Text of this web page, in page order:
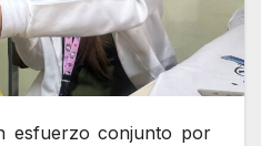
esfuerzo conjunto por